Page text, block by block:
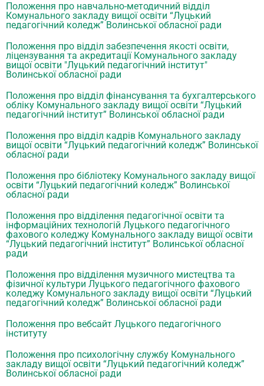
Положення про навчально-методичний відділ
Комунального закладу вищої освіти “Луцький
педагогічний коледж” Волинської обласної ради
Положення про відділ забезпечення якості освіти,
ліцензування та акредитації Комунального закладу
вищої освіти "Луцький педагогічний інститут"
Волинської обласної ради
Положення про відділ фінансування та бухгалтерського
обліку Комунального закладу вищої освіти “Луцький
педагогічний інститут” Волинської обласної ради
Положення про відділ кадрів Комунального закладу
вищої освіти “Луцький педагогічний коледж” Волинської
обласної ради
Положення про бібліотеку Комунального закладу вищої
освіти “Луцький педагогічний коледж” Волинської
обласної ради
Положення про відділення педагогічної освіти та
інформаційних технологій Луцького педагогічного
фахового коледжу Комунального закладу вищої освіти
“Луцький педагогічний інститут” Волинської обласної
ради
Положення про відділення музичного мистецтва та
фізичної культури Луцького педагогічного фахового
коледжу Комунального закладу вищої освіти “Луцький
педагогічний коледж” Волинської обласної ради
Положення про вебсайт Луцького педагогічного
інституту
Положення про психологічну службу Комунального
закладу вищої освіти “Луцький педагогічний коледж”
Волинської обласної ради